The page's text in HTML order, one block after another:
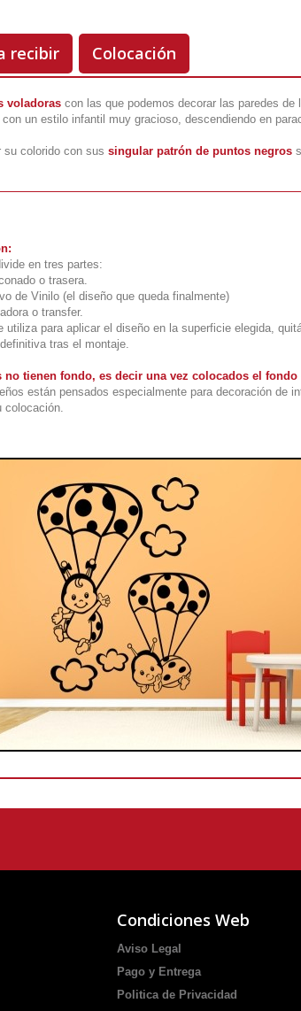
recibir Colocación
voladoras con las que podemos decorar las paredes
un estilo infantil muy gracioso, descendiendo en
su colorido con sus singular patrón de puntos negros
en tres partes:
o trasera.
de Vinilo (el diseño que queda finalmente)
o transfer.
utiliza para aplicar el diseño en la superficie elegida,
tras el montaje.
no tienen fondo, es decir una vez colocados el
están pensados especialmente para decoración de
colocación.
Condiciones Web
Aviso Legal
Pago y Entrega
Politica de Privacidad